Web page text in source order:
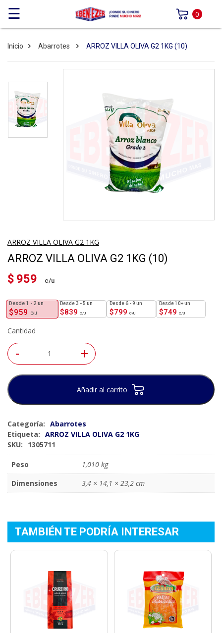
☰ 0
Inicio Abarrotes ARROZ VILLA OLIVA G2 1KG (10)
ARROZ VILLA OLIVA G2 1KG
ARROZ VILLA OLIVA G2 1KG (10)
$ 959
$959
1 - 2 un
$839
3 - 5 un
$799
6 - 9 un
$749
10+ un
Cantidad
- +
Añadir al carrito
Categoría: Abarrotes
Etiqueta: ARROZ VILLA OLIVA G2 1KG
SKU:
1305711
Peso
1,010 kg
Dimensiones
3,4 × 14,1 × 23,2 cm
TAMBIÉN TE PODRÍA INTERESAR